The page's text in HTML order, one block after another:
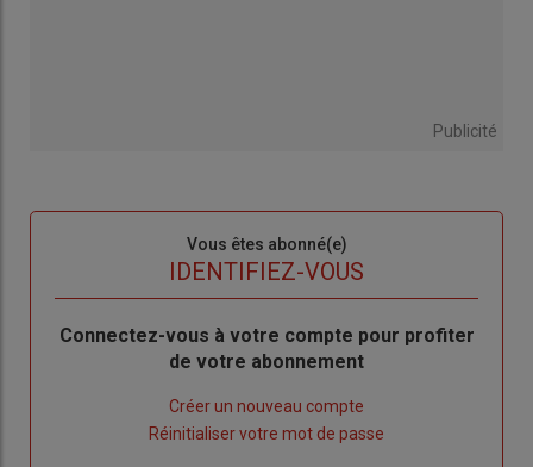
Publicité
Vous êtes abonné(e)
IDENTIFIEZ-VOUS
Body
Connectez-vous à votre compte pour profiter
de votre abonnement
Créer un nouveau compte
Réinitialiser votre mot de passe